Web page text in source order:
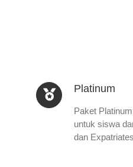
Platinum
Paket
untuk siswa
dan Expatriates